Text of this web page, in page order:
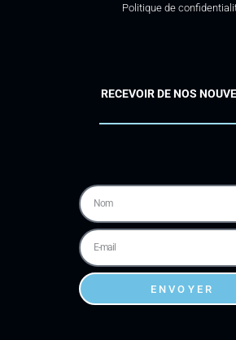
Politique de
RECEVOIR DE NOS
ENVOYER